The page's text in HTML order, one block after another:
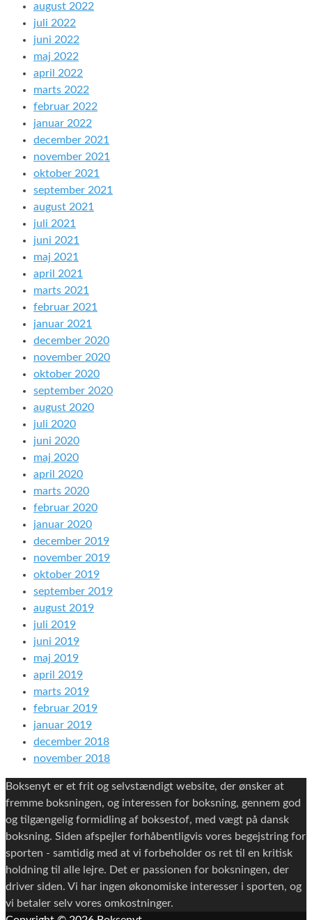
august 2022
juli 2022
juni 2022
maj 2022
april 2022
marts 2022
februar 2022
januar 2022
december 2021
november 2021
oktober 2021
september 2021
august 2021
juli 2021
juni 2021
maj 2021
april 2021
marts 2021
februar 2021
januar 2021
december 2020
november 2020
oktober 2020
september 2020
august 2020
juli 2020
juni 2020
maj 2020
april 2020
marts 2020
februar 2020
januar 2020
december 2019
november 2019
oktober 2019
september 2019
august 2019
juli 2019
juni 2019
maj 2019
april 2019
marts 2019
februar 2019
januar 2019
december 2018
november 2018
Boksenyt er et frit og selvstændigt website, der ønsker at
fremme boksningen, og interessen for boksning, gennem god
og tilgængelig formidling af boksestof, med vægt på dansk
boksning. Siden afspejler forhåbentligvis vores begejstring for
sporten - samtidig med at vi forbeholder os ret til en kritisk
holdning til alle lejre. Det er passionen for boksningen, der
driver siden. Vi har ingen økonomiske interesser i sporten, og
vi betaler selv vores omkostninger.